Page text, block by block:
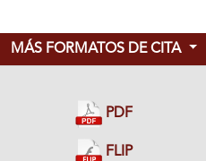
MÁS FORMATOS DE CITA
PDF
FLIP